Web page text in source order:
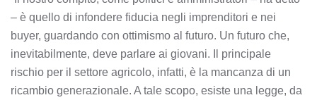
– è quello di infondere fiducia negli imprenditori e nei
buyer, guardando con ottimismo al futuro. Un futuro che,
inevitabilmente, deve parlare ai giovani. Il principale
rischio per il settore agricolo, infatti, è la mancanza di un
ricambio generazionale. A tale scopo, esiste una legge, da